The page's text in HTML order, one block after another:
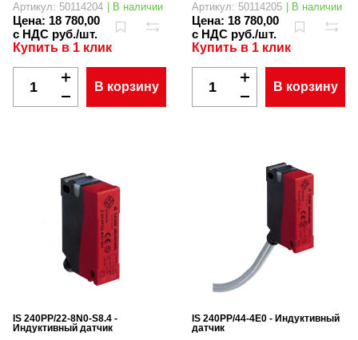
Артикул: 50114204 | В наличии
Цена: 18 780,00
с НДС руб./шт.
Купить в 1 клик
В корзину
Артикул: 50114205 | В наличии
Цена: 18 780,00
с НДС руб./шт.
Купить в 1 клик
В корзину
IS 240PP/22-8N0-S8.4 -
Индуктивный датчик
IS 240PP/44-4E0 - Индуктивный
датчик